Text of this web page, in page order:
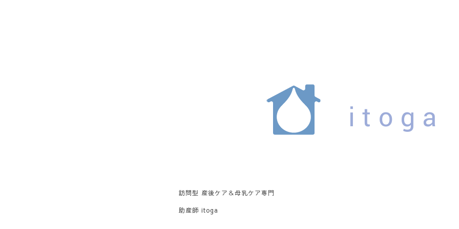
訪問型 産後ケア＆母乳ケア専門
助産師 itoga